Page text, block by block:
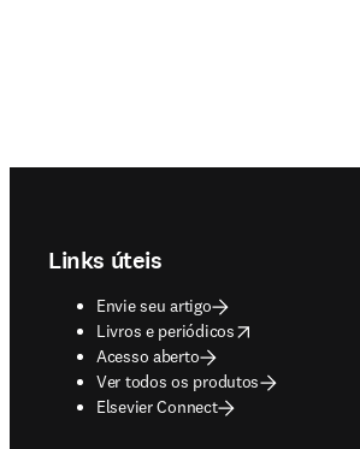
Links úteis
Envie seu artigo
Livros e periódicos
opens in new tab/window
Acesso aberto
Ver todos os produtos
Elsevier Connect